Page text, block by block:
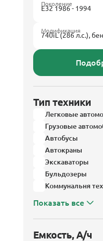
Поколение
Модификация
Тип техники
Легковые
Грузовые
Автобусы
Автокраны
Экскаваторы
Бульдозеры
Коммунальня
Показать все
Емкость, А/ч